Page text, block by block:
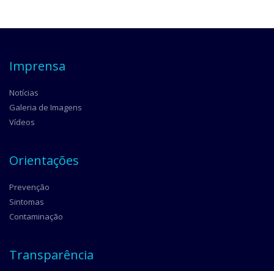
Imprensa
Notícias
Galeria de Imagens
Vídeos
Orientações
Prevenção
Sintomas
Contaminação
Transparência